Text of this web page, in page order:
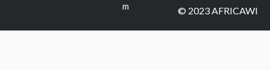
m
© 2023 AFRICAWI